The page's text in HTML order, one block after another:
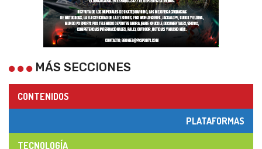
MÁS SECCIONES
CONTENIDOS
PLATAFORMAS
TECNOLOGÍA